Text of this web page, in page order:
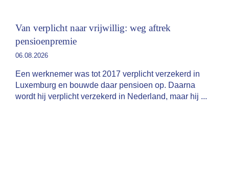
Van verplicht naar vrijwillig: weg aftrek
pensioenpremie
06.08.2026
Een werknemer was tot 2017 verplicht verzekerd in
Luxemburg en bouwde daar pensioen op. Daarna
wordt hij verplicht verzekerd in Nederland, maar hij